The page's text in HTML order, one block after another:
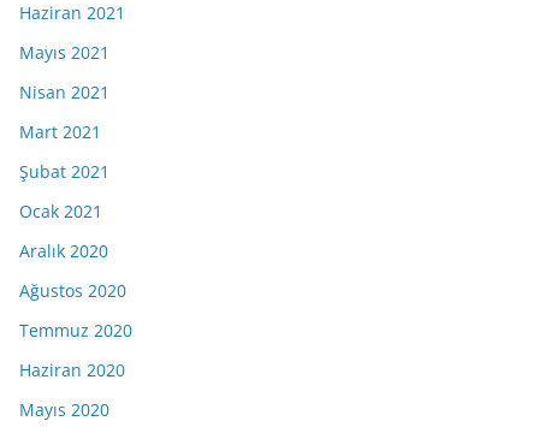
Haziran 2021
Mayıs 2021
Nisan 2021
Mart 2021
Şubat 2021
Ocak 2021
Aralık 2020
Ağustos 2020
Temmuz 2020
Haziran 2020
Mayıs 2020